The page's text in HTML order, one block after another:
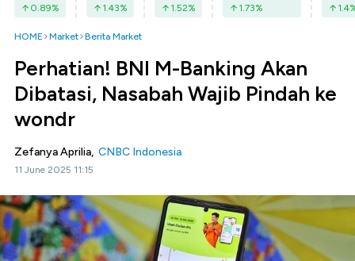
0.89% 1.43% 1.52% 1.73% 1.4
HOME Market Berita Market
Perhatian! BNI M-Banking Akan
Dibatasi, Nasabah Wajib Pindah ke
wondr
Zefanya Aprilia, CNBC Indonesia
11 June 2025 11:15